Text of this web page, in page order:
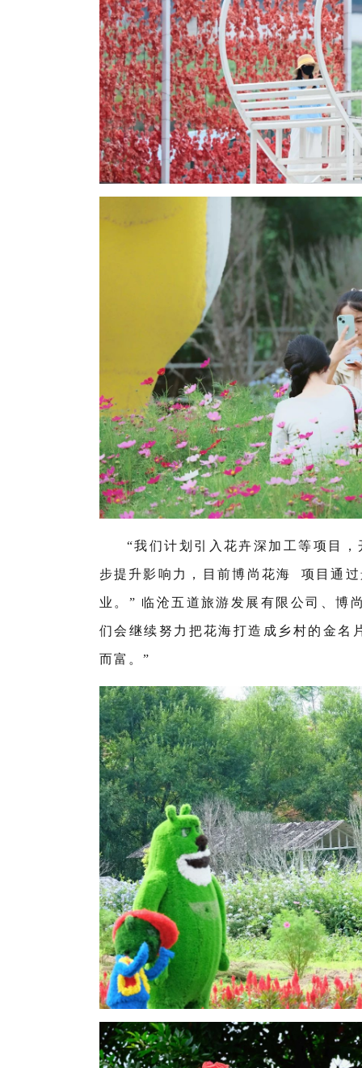
“我们计划引入花卉深加工等项目
步提升影响力，目前博尚花海 项目通
业。” 临沧五道旅游发展有限公司、博
们会继续努力把花海打造成乡村的金名
而富。”